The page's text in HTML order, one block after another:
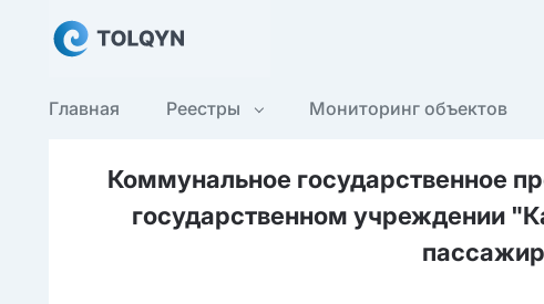
Главная Реестры Мониторинг объектов
Коммунальное государственное
государственном учреждении